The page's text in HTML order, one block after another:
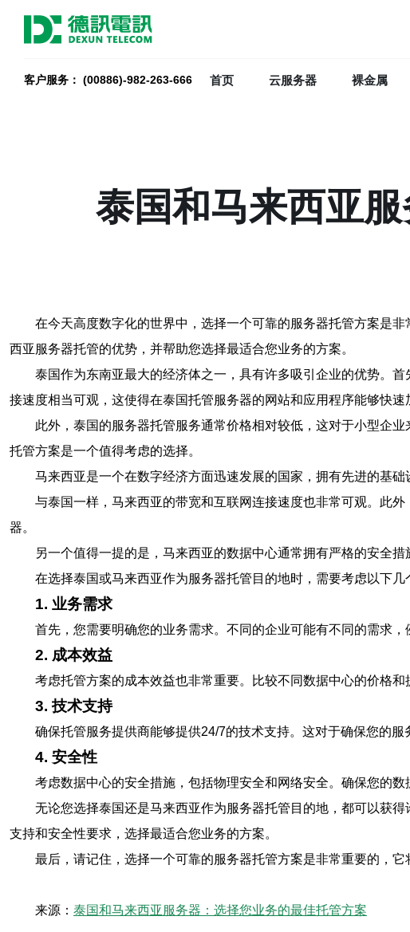
客户服务： (00886)-982-263-666 首页 云服务器 裸金属
泰国和马来西亚
在今天高度数字化的世界中，选择一个可靠的服务器托管方案是
西亚服务器托管的优势，并帮助您选择最适合您业务的方案。
泰国作为东南亚最大的经济体之一，具有许多吸引企业的优势。
接速度相当可观，这使得在泰国托管服务器的网站和应用程序能够快速
此外，泰国的服务器托管服务通常价格相对较低，这对于小型企
托管方案是一个值得考虑的选择。
马来西亚是一个在数字经济方面迅速发展的国家，拥有先进的基
与泰国一样，马来西亚的带宽和互联网连接速度也非常可观。此
器。
另一个值得一提的是，马来西亚的数据中心通常拥有严格的安全
在选择泰国或马来西亚作为服务器托管目的地时，需要考虑以下几
1. 业务需求
首先，您需要明确您的业务需求。不同的企业可能有不同的需求
2. 成本效益
考虑托管方案的成本效益也非常重要。比较不同数据中心的价格和
3. 技术支持
确保托管服务提供商能够提供24/7的技术支持。这对于确保您的服
4. 安全性
考虑数据中心的安全措施，包括物理安全和网络安全。确保您的数
无论您选择泰国还是马来西亚作为服务器托管目的地，都可以获
支持和安全性要求，选择最适合您业务的方案。
最后，请记住，选择一个可靠的服务器托管方案是非常重要的，
来源： 泰国和马来西亚服务器：选择您业务的最佳托管方案